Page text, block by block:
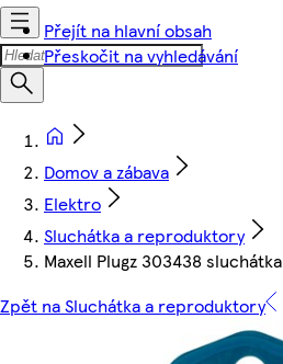
Přejít na hlavní obsah
Přeskočit na vyhledávání
Domov a zábava
Elektro
Sluchátka a reproduktory
Maxell Plugz 303438 sluchátka
Zpět na Sluchátka a reproduktory